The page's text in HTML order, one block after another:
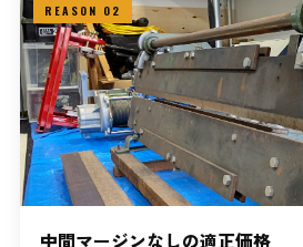
REASON 02
中間マージンなしの適正価格